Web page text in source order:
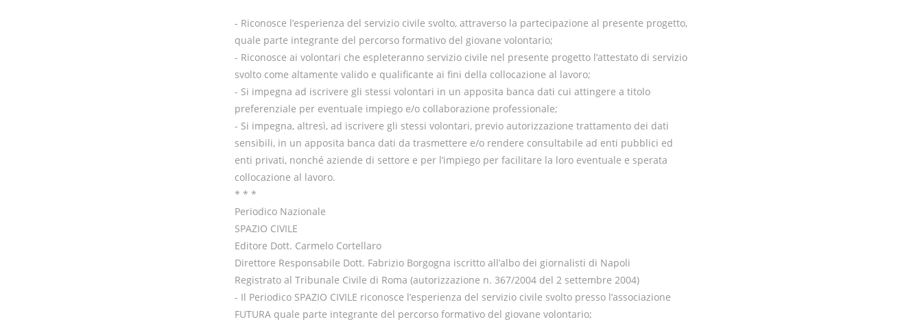
r
s
e
d
:
o
y
- Riconosce l’esperienza del servizio civile svolto, attraverso la partecipazione al presente progetto,
quale parte integrante del percorso formativo del giovane volontario;
- Riconosce ai volontari che espleteranno servizio civile nel presente progetto l’attestato di servizio
svolto come altamente valido e qualificante ai fini della collocazione al lavoro;
- Si impegna ad iscrivere gli stessi volontari in un apposita banca dati cui attingere a titolo
preferenziale per eventuale impiego e/o collaborazione professionale;
- Si impegna, altresì, ad iscrivere gli stessi volontari, previo autorizzazione trattamento dei dati
sensibili, in un apposita banca dati da trasmettere e/o rendere consultabile ad enti pubblici ed
enti privati, nonché aziende di settore e per l’impiego per facilitare la loro eventuale e sperata
collocazione al lavoro.
* * *
Periodico Nazionale
SPAZIO CIVILE
Editore Dott. Carmelo Cortellaro
Direttore Responsabile Dott. Fabrizio Borgogna iscritto all’albo dei giornalisti di Napoli
Registrato al Tribunale Civile di Roma (autorizzazione n. 367/2004 del 2 settembre 2004)
- Il Periodico SPAZIO CIVILE riconosce l’esperienza del servizio civile svolto presso l’associazione
FUTURA quale parte integrante del percorso formativo del giovane volontario;